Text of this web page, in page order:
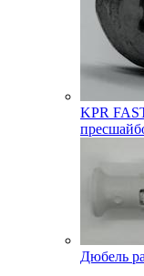
KPR
Дюбель